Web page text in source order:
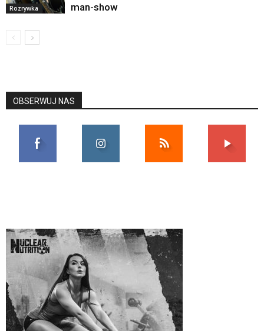
Rozrywka
man-show
OBSERWUJ NAS